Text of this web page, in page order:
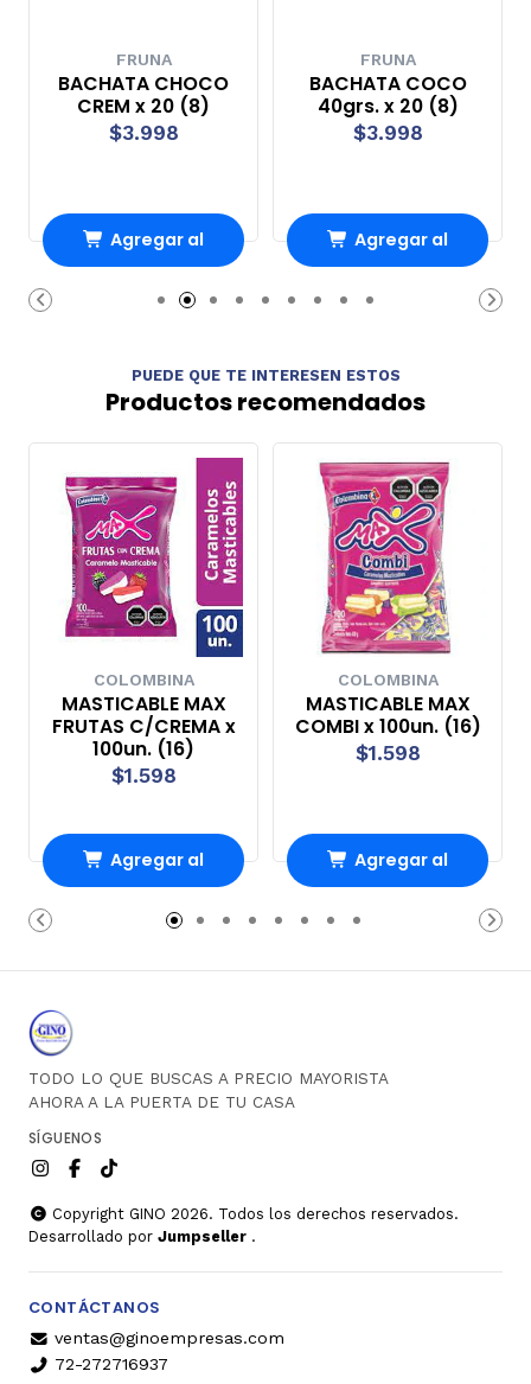
FRUNA
BACHATA CHOCO
CREM x 20 (8)
$3.998
Agregar al
Carro
FRUNA
BACHATA COCO
40grs. x 20 (8)
$3.998
Agregar al
Carro
PUEDE QUE TE INTERESEN ESTOS
Productos recomendados
COLOMBINA
MASTICABLE MAX
FRUTAS C/CREMA x
100un. (16)
$1.598
Agregar al
Carro
COLOMBINA
MASTICABLE MAX
COMBI x 100un. (16)
$1.598
Agregar al
TODO LO QUE BUSCAS A PRECIO MAYORISTA
AHORA A LA PUERTA DE TU CASA
SÍGUENOS
Copyright GINO 2026. Todos los derechos reservados.
Desarrollado por Jumpseller .
CONTÁCTANOS
ventas@ginoempresas.com
72-272716937